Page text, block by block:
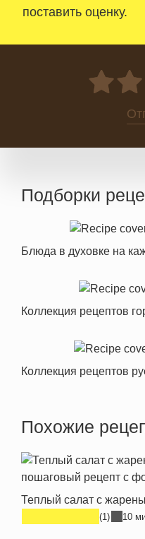
поставить оценку.
Подборки
Блюда в духовке на
Коллекция рецептов
Коллекция рецептов
Похожие
Теплый салат с
(1) 10